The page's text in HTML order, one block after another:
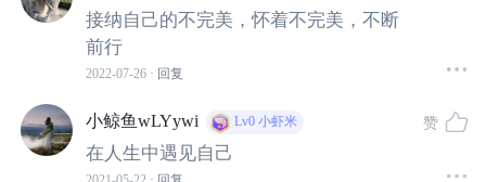
结果就是不断的测试对方，是不是真的爱自己，用各种方
式去挑战这个男人的耐心，各种作，各种猜忌，每一次都
希望对方无条件的包容自己，然后直到消耗掉对方所有的
爱与耐心，最后直到那个人离开，然后她的心里就会印证
了那个想法：看吧，男人都是靠不住的。
接纳自己的不完美，怀着不完美，不断
前行
2022-07-26 · 回复
小鲸鱼wLYywi Lv0 小虾米
在人生中遇见自己
赞